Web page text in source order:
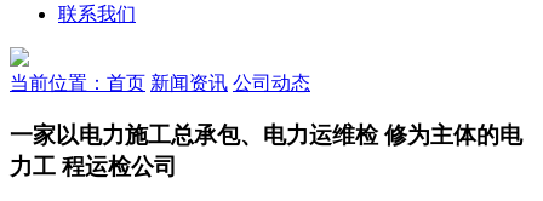
联系我们
当前位置：首页 新闻资讯 公司动态
一家以电力施工总承包、电力运维检 修为主体的电
力工 程运检公司